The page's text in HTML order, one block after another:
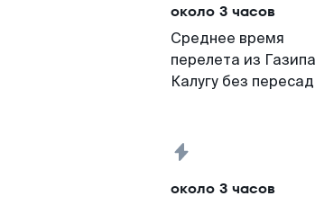
около 3 часов
Среднее время
перелета из
Калугу без
около 3 часов